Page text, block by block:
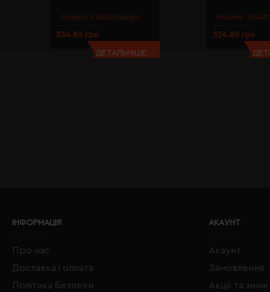
Модель: V3447(Voyager)
354.85 грн
ДЕТАЛЬНІШЕ...
Модель:
354.85 грн
ІНФОРМАЦІЯ
Про нас
Доставка і оплата
Політика безпеки
АКАУНТ
Акаунт
Замовлення
Акції та